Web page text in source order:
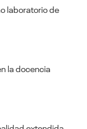
laboratorio de
la docencia